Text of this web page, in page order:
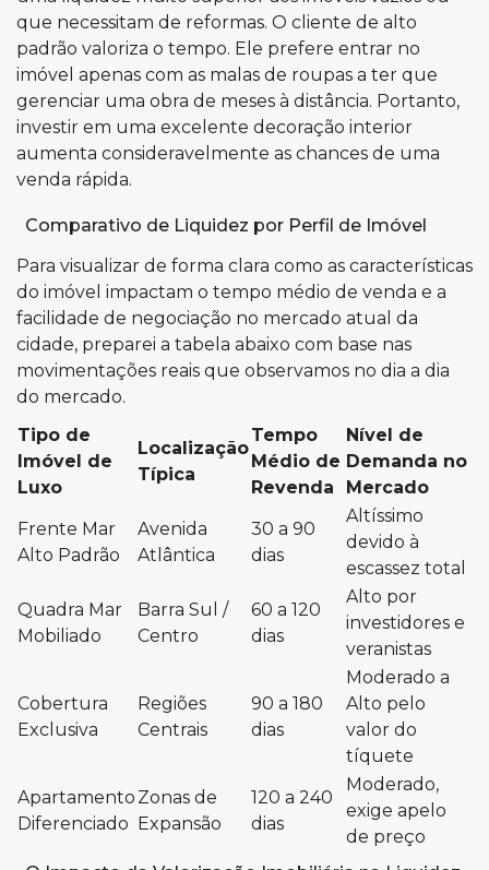
que necessitam de reformas. O cliente de alto
padrão valoriza o tempo. Ele prefere entrar no
imóvel apenas com as malas de roupas a ter que
gerenciar uma obra de meses à distância. Portanto,
investir em uma excelente decoração interior
aumenta consideravelmente as chances de uma
venda rápida.
Comparativo de Liquidez por Perfil de Imóvel
Para visualizar de forma clara como as características
do imóvel impactam o tempo médio de venda e a
facilidade de negociação no mercado atual da
cidade, preparei a tabela abaixo com base nas
movimentações reais que observamos no dia a dia
do mercado.
Tipo de
Imóvel de
Luxo
Localização
Típica
Tempo
Médio de
Revenda
Nível de
Demanda no
Mercado
Frente Mar
Alto Padrão
Avenida
Atlântica
30 a 90
dias
Altíssimo
devido à
escassez total
Quadra Mar
Mobiliado
Barra Sul /
Centro
60 a 120
dias
Alto por
investidores e
veranistas
Cobertura
Exclusiva
Regiões
Centrais
90 a 180
dias
Moderado a
Alto pelo
valor do
tíquete
Apartamento
Diferenciado
Zonas de
Expansão
120 a 240
dias
Moderado,
exige apelo
de preço